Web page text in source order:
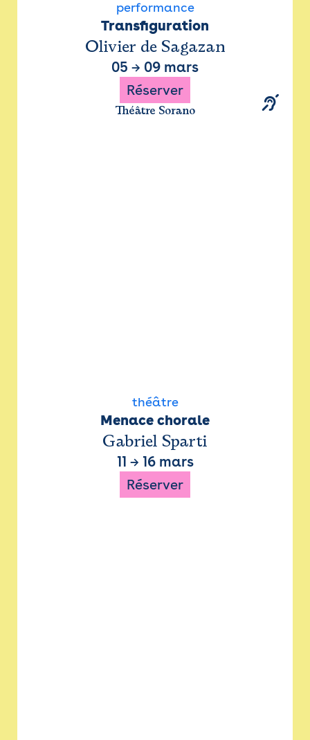
performance
Transfiguration
Olivier de Sagazan
05 → 09 mars
Réserver
Théâtre Sorano
théâtre
Menace chorale
Gabriel Sparti
11 → 16 mars
Réserver